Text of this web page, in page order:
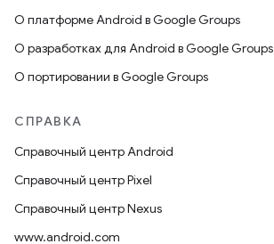
О платформе Android в Google Groups
О разработках для Android в Google Groups
О портировании в Google Groups
СПРАВКА
Справочный центр Android
Справочный центр Pixel
Справочный центр Nexus
www.android.com